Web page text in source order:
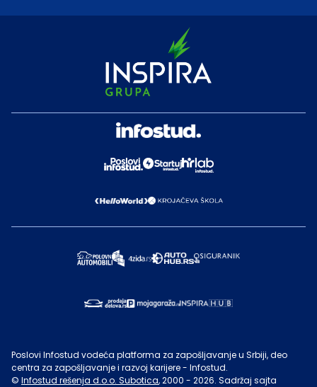
Poslovi Infostud vodeća platforma za zapošljavanje u Srbiji, deo
centra za zapošljavanje i razvoj karijere - Infostud.
© Infostud rešenja d.o.o. Subotica, 2000 - 2026. Sadržaj sajta